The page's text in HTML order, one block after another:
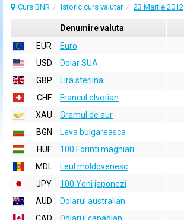
Curs BNR Istoric curs valutar 23 Martie 2012
Denumire valuta
EUR
Euro
USD
Dolar SUA
GBP
Lira sterlina
CHF
Francul elvetian
XAU
Gramul de aur
BGN
Leva bulgareasca
HUF
100 Forinti maghiari
MDL
Leul moldovenesc
JPY
100 Yeni japonezi
AUD
Dolarul australian